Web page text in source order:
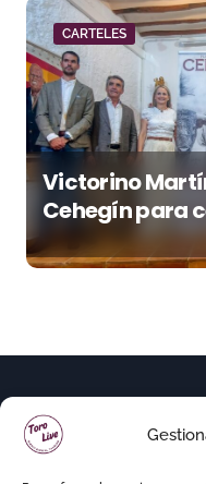
CARTELES
Victorino
Cehegín para
años de su